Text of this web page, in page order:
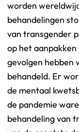
worden
behandelingen
van transgender
op het
gevolgen hebben
behandeld. Er
de mentaal
de pandemie
behandeling van